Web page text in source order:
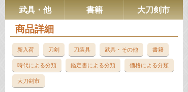
武具・他 書籍 大刀剣市
商品詳細
新入荷 刀剣 刀装具 武具・その他 書籍
時代による分類 鑑定書による分類 価格による分類
大刀剣市